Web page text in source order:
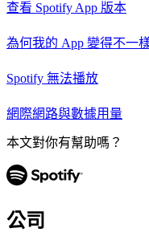
查看 Spotify App 版本
為何我的 App 變得不一
Spotify 無法播放
網際網路與數據用量
本文對你有幫助嗎？
公司